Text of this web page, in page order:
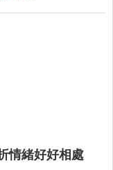
情緒好好相處